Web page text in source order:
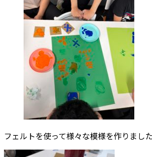
フェルトを使って様々な模様を作りました